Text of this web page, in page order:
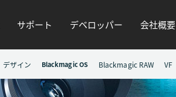
サポート デベロッパー 会社概要
デザイン Blackmagic OS Blackmagic RAW VF